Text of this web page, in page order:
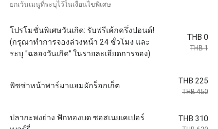
ยกเว้นเมนูที่ระบุไว้ในเงื่อนไขพิเศษ
โปรโมชั่นพิเศษวันเกิด: รับฟรีเค้กครึ่งปอนด์!
(กรุณาทำการจองล่วงหน้า 24 ชั่วโมง และ
ระบุ "ฉลองวันเกิด" ในรายละเอียดการจอง)
THB 0
THB 1
พิซซ่าหน้าพาร์มาแฮมผักร็อกเก็ต
THB 225
THB 450
ปลากะพงย่าง ฟักทองบด ซอสเนยเคเปอร์
THB 310